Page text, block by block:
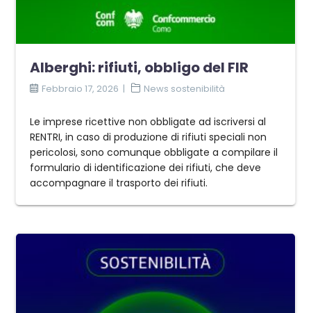
Alberghi: rifiuti, obbligo del FIR
Febbraio 17, 2026 News sostenibilità
Le imprese ricettive non obbligate ad iscriversi al
RENTRI, in caso di produzione di rifiuti speciali non
pericolosi, sono comunque obbligate a compilare il
formulario di identificazione dei rifiuti, che deve
accompagnare il trasporto dei rifiuti.